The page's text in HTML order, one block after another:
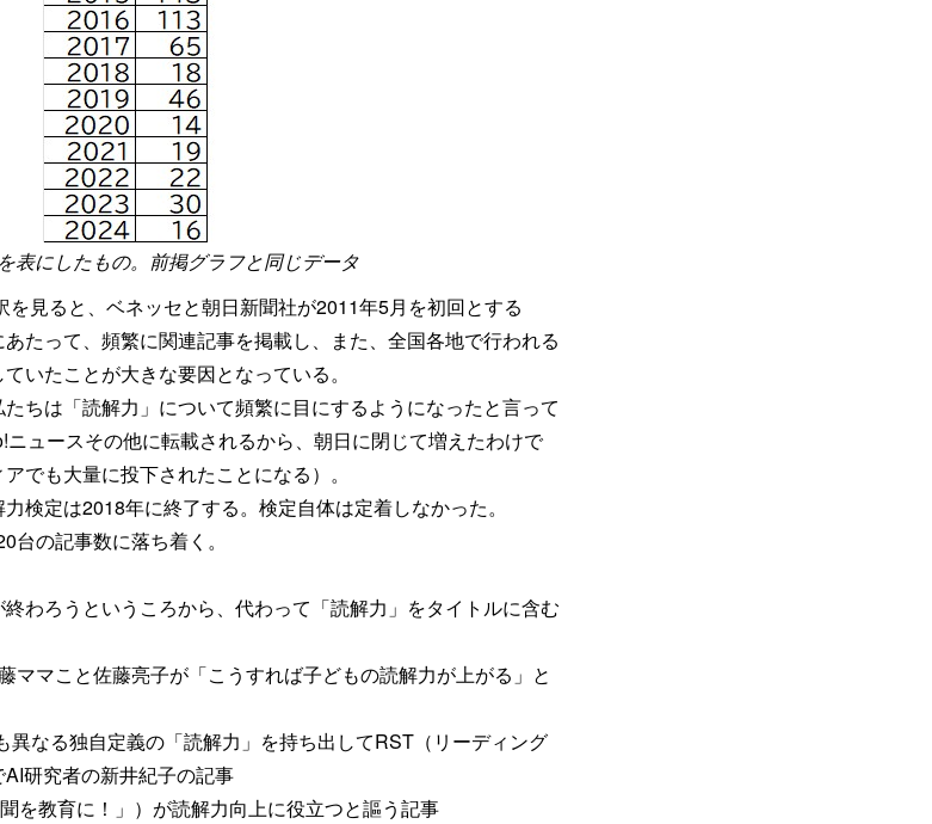
表にしたもの。前掲グラフと同じデータ
見ると、ベネッセと朝日新聞社が2011年5月を初回とする
あたって、頻繁に関連記事を掲載し、また、全国各地で行われる
いたことが大きな要因となっている。
ちは「読解力」について頻繁に目にするようになったと言って
ュースその他に転載されるから、朝日に閉じて増えたわけで
でも大量に投下されたことになる）。
検定は2018年に終了する。検定自体は定着しなかった。
の記事数に落ち着く。
わろうというころから、代わって「読解力」をタイトルに含む
ママこと佐藤亮子が「こうすれば子どもの読解力が上がる」と
異なる独自定義の「読解力」を持ち出してRST（リーディング
研究者の新井紀子の記事
を教育に！」）が読解力向上に役立つと謳う記事